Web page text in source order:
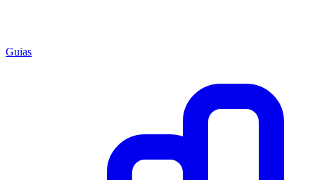
Guias